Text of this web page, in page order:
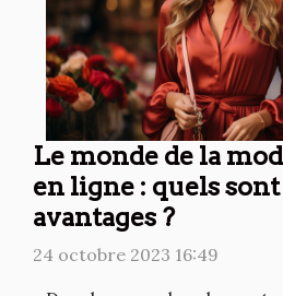
Le monde de la
en ligne : quels
avantages ?
24 octobre 2023 16:49